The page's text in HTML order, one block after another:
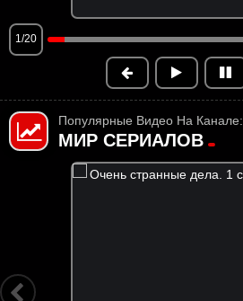
1/20
Популярные Видео На Канале:
МИР СЕРИАЛОВ